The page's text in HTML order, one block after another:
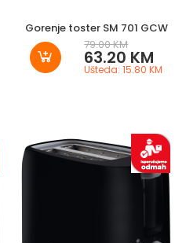
Gorenje toster SM 701 GCW
79.00 KM
63.20 KM
Ušteda: 15.80 KM